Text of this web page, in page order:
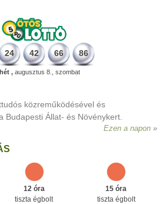
24 42 66 86
,augusztus 8., szombat
közreműködésével és
Budapesti Állat- és Növénykert.
Ezen a napon
12 óra
tiszta égbolt
15 óra
tiszta égbolt